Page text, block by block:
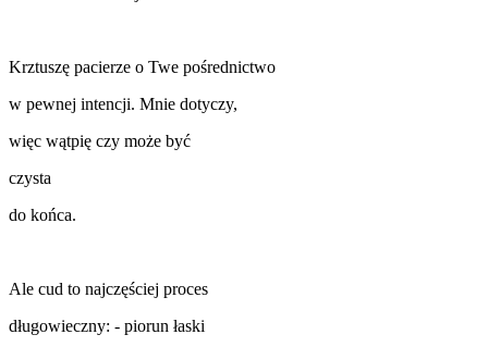
Krztuszę pacierze o Twe pośrednictwo
w pewnej intencji. Mnie dotyczy,
więc wątpię czy może być
czysta
do końca.
Ale cud to najczęściej proces
długowieczny: - piorun łaski